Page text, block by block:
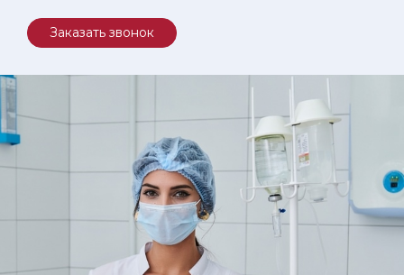
Заказать звонок